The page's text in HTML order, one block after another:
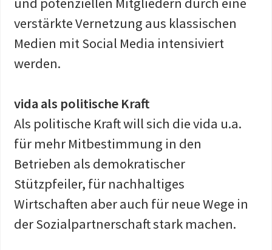
verstärkte Vernetzung aus klassischen
Medien mit Social Media intensiviert
werden.
vida als politische Kraft
Als politische Kraft will sich die vida u.a.
für mehr Mitbestimmung in den
Betrieben als demokratischer
Stützpfeiler, für nachhaltiges
Wirtschaften aber auch für neue Wege in
der Sozialpartnerschaft stark machen.